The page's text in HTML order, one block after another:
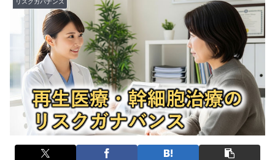
リスクガバナンス